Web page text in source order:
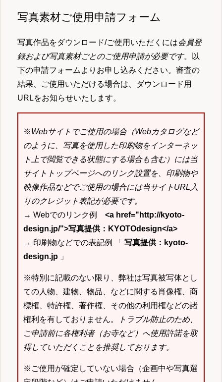
写真素材ご使用申請フォーム
写真作品をダウンロード/ご使用いただくには会員登
録および写真素材ごとのご使用申請が必要です。以
下の申請フォームよりお申し込みください。審査の
結果、ご使用いただける場合は、ダウンロード用
URLをお知らせいたします。
※Webサイトでご使用の場合（Webカタログなど
のように、写真を使用した印刷物をインターネッ
ト上で閲覧できる状態にする場合も含む）には当
サイトトップページへのリンク設置を、印刷物や
映像作品などでご使用の場合には当サイトURL入
りのクレジット表記が必要です。
→ Webでのリンク例 <a href="http://kyoto-
design.jp/">写真提供：KYOTOdesign</a>
→ 印刷物などでの表記例 「 写真提供：kyoto-
design.jp 」
※特別に記載のない限り、弊社は写真被写体とし
ての人物、建物、物品、などに関する肖像権、商
標権、特許権、著作権、その他の利用権などの諸
権利を有しておりません。
トラブル防止のため、
ご申請前に各権利者（お寺など）へ使用許諾を取
得していただくことを推奨しております。
※ご使用が確定していない場合（企画中や写真選